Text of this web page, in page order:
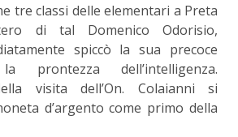
tre classi delle elementari a Preta
di tal Domenico Odorisio,
spiccò la sua precoce
prontezza dell’intelligenza.
visita dell’On. Colaianni si
d’argento come primo della